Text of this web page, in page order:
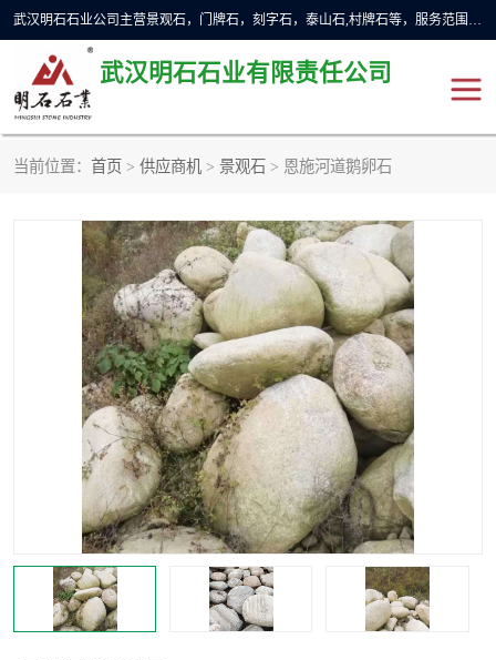
武汉明石石业公司主营景观石，门牌石，刻字石，泰山石,村牌石等，服务范围主要有：武汉，咸宁等地区。公司秉承敬业奉献、锐意创新的企业精神，从无到有，从小到大，以一种产业报国的创业精神，竭诚为客户提供服务，为社会设计财富。
武汉明石石业有限责任公司
当前位置： 首页 > 供应商机 > 景观石 > 恩施河道鹅卵石
门牌石 奠基石
黄蜡石 大型石雕
人物雕塑 异型石材
石雕狮子 刻字石